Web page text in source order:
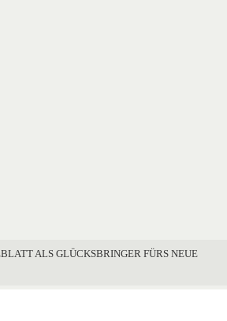
ALS GLÜCKSBRINGER FÜRS NEUE